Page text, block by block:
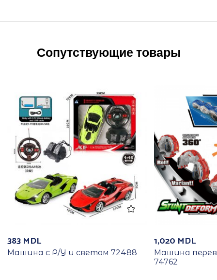
Сопутствующие товары
383 MDL
Машина с Р/У и светом 72488
1,020 MDL
Машина
74762